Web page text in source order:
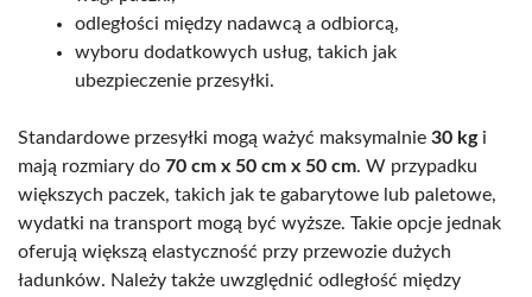
odległości między nadawcą a odbiorcą,
wyboru dodatkowych usług, takich jak
ubezpieczenie przesyłki.
Standardowe przesyłki mogą ważyć maksymalnie 30 kgi
mają rozmiary do 70 cm x 50 cm x 50 cm. W przypadku
większych paczek, takich jak te gabarytowe lub paletowe,
wydatki na transport mogą być wyższe. Takie opcje jednak
oferują większą elastyczność przy przewozie dużych
ładunków. Należy także uwzględnić odległość między